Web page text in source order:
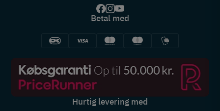
Betal med
Hurtig levering med